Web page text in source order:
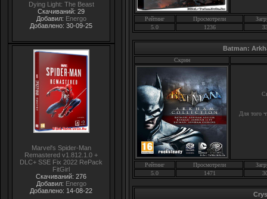
Dying Light: The Beast
Скачиваний: 29
Добавил: Energo
Добавлено: 30-09-25
Marvel's Spider-Man
Remastered v1.812.1.0 +
DLC+ SSE Fix 2022 RePack
FitGirl
Скачиваний: 276
Добавил: Energo
Добавлено: 14-08-22
Рейтинг Просмотрели
5.0
1236
Batman:
Скрин
Для того
Рейтинг Просмотрели
5.0
1471